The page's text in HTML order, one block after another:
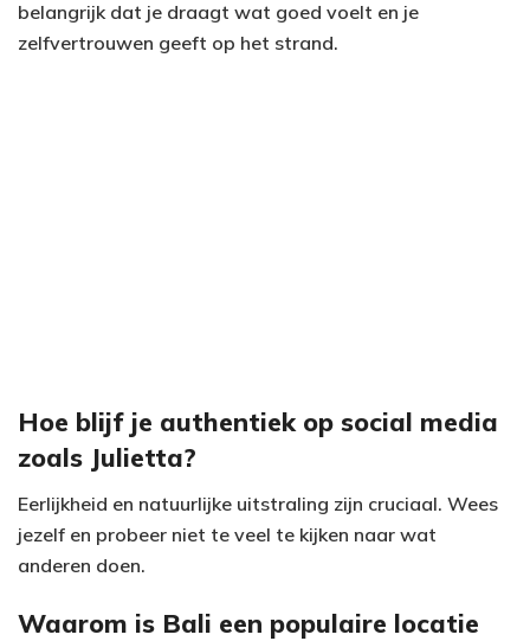
belangrijk dat je draagt wat goed voelt en je
zelfvertrouwen geeft op het strand.
Hoe blijf je authentiek op social media
zoals Julietta?
Eerlijkheid en natuurlijke uitstraling zijn cruciaal. Wees
jezelf en probeer niet te veel te kijken naar wat
anderen doen.
Waarom is Bali een populaire locatie